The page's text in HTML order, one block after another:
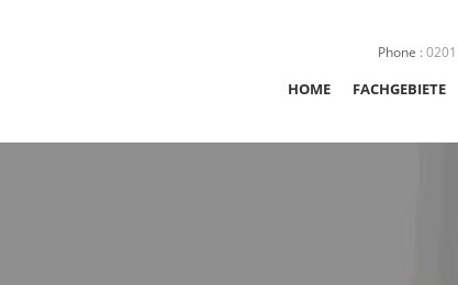
Phone :
HOME FACHGEBIETE